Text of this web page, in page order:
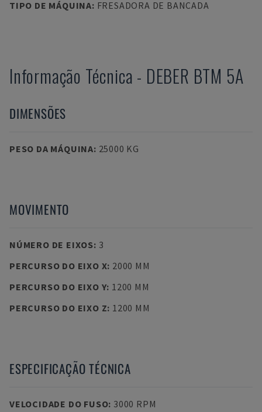
TIPO DE MÁQUINA: FRESADORA DE BANCADA
Informação Técnica - DEBER BTM 5A
DIMENSÕES
PESO DA MÁQUINA: 25000 KG
MOVIMENTO
NÚMERO DE EIXOS: 3
PERCURSO DO EIXO X: 2000 MM
PERCURSO DO EIXO Y: 1200 MM
PERCURSO DO EIXO Z: 1200 MM
ESPECIFICAÇÃO TÉCNICA
VELOCIDADE DO FUSO: 3000 RPM